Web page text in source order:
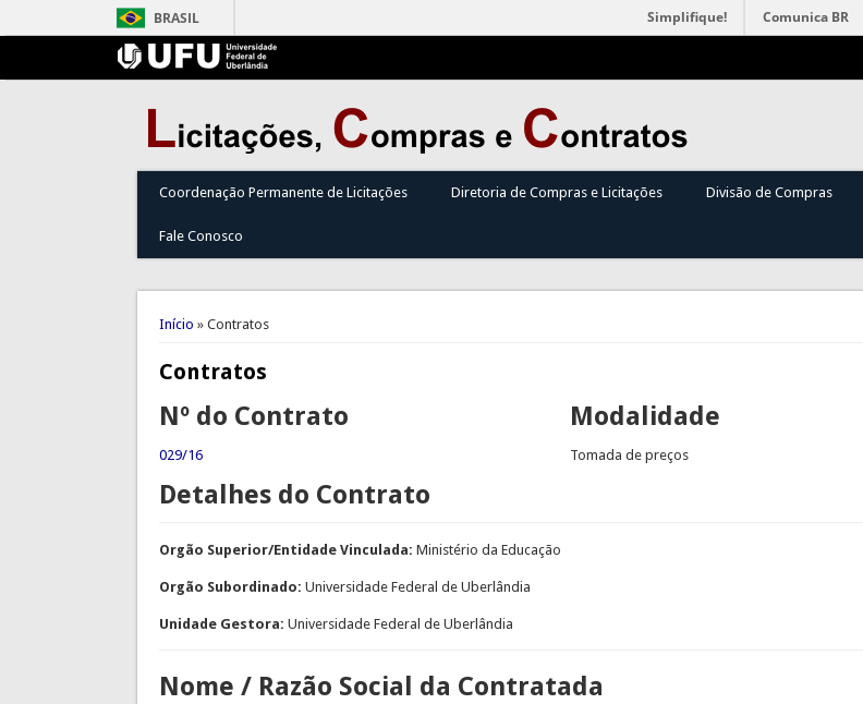
BRASIL Simplifique! Comunica BR
Coordenação Permanente de Licitações Diretoria de Compras e Licitações Divisão de Compras
Fale Conosco
Você está aqui
Início » Contratos
Contratos
Nº do Contrato
029/16
Modalidade
Tomada de preços
Detalhes do Contrato
Orgão Superior/Entidade Vinculada: Ministério da Educação
Orgão Subordinado: Universidade Federal de Uberlândia
Unidade Gestora: Universidade Federal de Uberlândia
Nome / Razão Social da Contratada